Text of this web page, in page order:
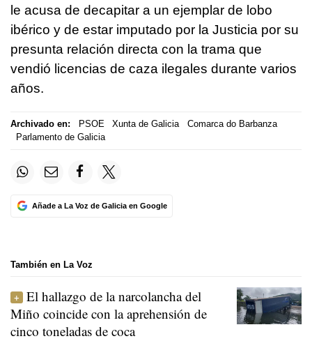
le acusa de decapitar a un ejemplar de lobo
ibérico y de estar imputado por la Justicia por su
presunta relación directa con la trama que
vendió licencias de caza ilegales durante varios
años.
Archivado en: PSOE Xunta de Galicia
Comarca do Barbanza
Parlamento de Galicia
Añade a La Voz de Galicia en Google
También en La Voz
El hallazgo de la narcolancha del
Miño coincide con la aprehensión de
cinco toneladas de coca